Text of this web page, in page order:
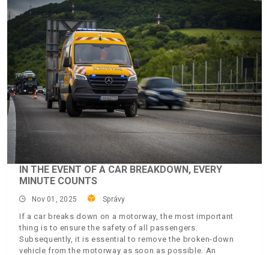
IN THE EVENT OF A CAR BREAKDOWN, EVERY
MINUTE COUNTS
Nov 01, 2025 Správy
If a car breaks down on a motorway, the most important
thing is to ensure the safety of all passengers.
Subsequently, it is essential to remove the broken-down
vehicle from the motorway as soon as possible. An